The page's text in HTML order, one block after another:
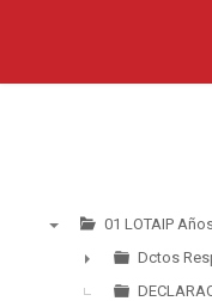
01 LOTAIP
►
Dctos